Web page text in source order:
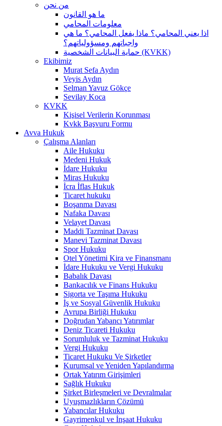
من نحن
ما هو القانون
معلومات المحامي
اذا يعني المحامي؟ ماذا يفعل المحامي؟ ما هي
واجباتهم ومسؤولياتهم؟
حماية البيانات الشخصية (KVKK)
Ekibimiz
Murat Sefa Aydın
Veyis Aydın
Selman Yavuz Gökçe
Sevilay Koca
KVKK
Kişisel Verilerin Korunması
Kvkk Başvuru Formu
Avva Hukuk
Çalışma Alanları
Aile Hukuku
Medeni Hukuk
İdare Hukuku
Miras Hukuku
İcra İflas Hukuk
Ticaret hukuku
Boşanma Davası
Nafaka Davası
Velayet Davası
Maddi Tazminat Davası
Manevi Tazminat Davası
Spor Hukuku
Otel Yönetimi Kira ve Finansmanı
İdare Hukuku ve Vergi Hukuku
Babalık Davası
Bankacılık ve Finans Hukuku
Sigorta ve Taşıma Hukuku
İş ve Sosyal Güvenlik Hukuku
Avrupa Birliği Hukuku
Doğrudan Yabancı Yatırımlar
Deniz Ticareti Hukuku
Sorumluluk ve Tazminat Hukuku
Vergi Hukuku
Ticaret Hukuku Ve Şirketler
Kurumsal ve Yeniden Yapılandırma
Ortak Yatırım Girişimleri
Sağlık Hukuku
Şirket Birleşmeleri ve Devralmalar
Uyuşmazlıkların Çözümü
Yabancılar Hukuku
Gayrimenkul ve İnşaat Hukuku